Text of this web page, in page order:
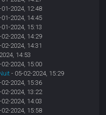
01-2024, 12:48
01-2024, 14:45
01-2024, 15:13
02-2024, 14:29
02-2024, 14:31
14:53
02-2024, 15:00
- 05-02-2024, 15:29
02-2024, 15:36
02-2024, 13:22
02-2024, 14:03
02-2024, 15:58